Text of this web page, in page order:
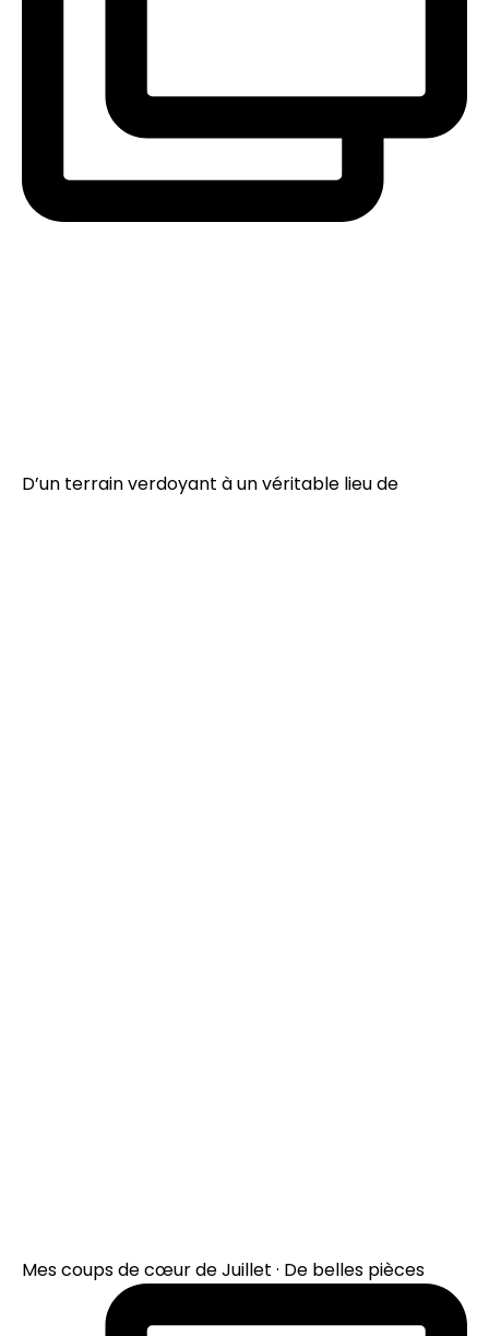
D’un terrain verdoyant à un véritable lieu de
Mes coups de cœur de Juillet · De belles pièces